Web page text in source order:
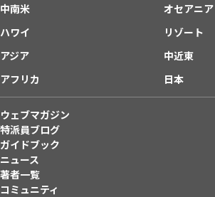
中南米
オセアニア
ハワイ
リゾート
アジア
中近東
アフリカ
日本
ウェブマガジン
特派員ブログ
ガイドブック
ニュース
著者一覧
コミュニティ